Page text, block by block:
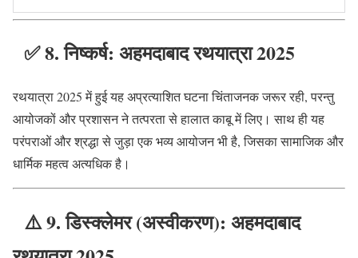
✅8. निष्कर्ष: अहमदाबाद रथयात्रा 2025
रथयात्रा 2025 में हुई यह अप्रत्याशित घटना चिंताजनक जरूर रही, परन्तु
आयोजकों और प्रशासन ने तत्परता से हालात काबू में लिए। साथ ही यह
परंपराओं और श्रद्धा से जुड़ा एक भव्य आयोजन भी है, जिसका सामाजिक और
धार्मिक महत्व अत्यधिक है।
⚠️9. डिस्क्लेमर (अस्वीकरण): अहमदाबाद